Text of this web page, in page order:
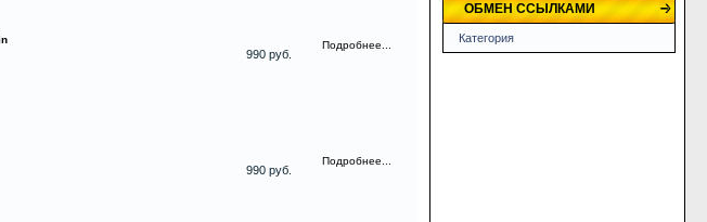
990 руб.
Подробнее...
990 руб.
Подробнее...
ОБМЕН ССЫЛКАМИ
Категория